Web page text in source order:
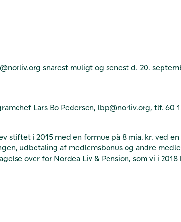
snarest muligt og senest d. 20.
Lars Bo Pedersen, lbp@norliv.org, tlf. 60
stiftet i 2015 med en formue på 8 mia. kr. ved
udbetaling af medlemsbonus og andre
over for Nordea Liv & Pension, som vi i 2018